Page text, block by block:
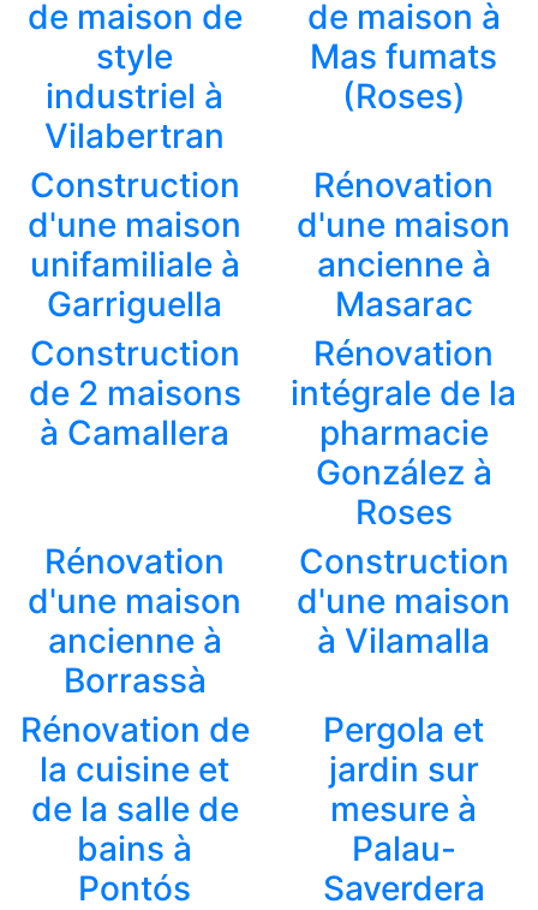
de maison de
style
industriel à
Vilabertran
de maison à
Mas fumats
(Roses)
Construction
d'une maison
unifamiliale à
Garriguella
Rénovation
d'une maison
ancienne à
Masarac
Construction
de 2 maisons
à Camallera
Rénovation
intégrale de la
pharmacie
González à
Roses
Rénovation
d'une maison
ancienne à
Borrassà
Construction
d'une maison
à Vilamalla
Rénovation de
la cuisine et
de la salle de
bains à
Pontós
Pergola et
jardin sur
mesure à
Palau-
Saverdera